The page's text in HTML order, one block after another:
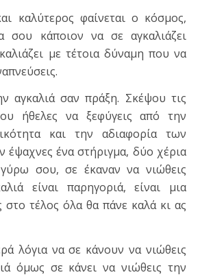
σου κάποιον να σε αγκαλιάζει
με τέτοια δύναμη που να
αγκαλιά σαν πράξη. Σκέψου τις
ήθελες να ξεφύγεις από την
και την αδιαφορία των
έψαχνες ένα στήριγμα, δύο χέρια
σου, σε έκαναν να νιώθεις
είναι παρηγοριά, είναι μια
τέλος όλα θα πάνε καλά κι ας
λόγια να σε κάνουν να νιώθεις
όμως σε κάνει να νιώθεις την